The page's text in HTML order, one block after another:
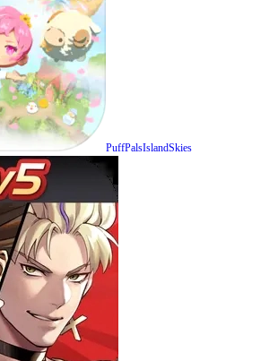
PuffPalsIslandSkies